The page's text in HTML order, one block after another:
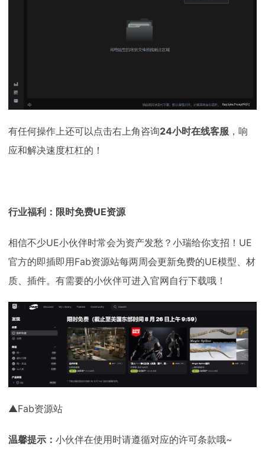
有任何操作上还可以点击右上角咨询24小时在线客服 ，响
应和解决速度杠杠的！
行业福利：限时免费UE资源
相信不少UE小伙伴时常会为资产发愁？小瑞给你支招！UE
官方的即插即用Fab资源站每两周会更新免费的UE模型、材
质、插件。有需要的小伙伴可进入官网自行下载哦！
▲Fab资源站
温馨提示： 小伙伴在使用时请遵循对应的许可条款哦~